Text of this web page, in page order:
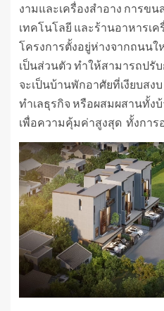
งามและเครื่องสำอาง การขน
เทคโนโลยี และร้านอาหารเ
โครงการตั้งอยู่ห่างจากถนนใ
เป็นส่วนตัว ทำให้สามารถปรั
จะเป็นบ้านพักอาศัยที่เงียบสง
ทำเลธุรกิจ หรือผสมผสานทั้ง
เพื่อความคุ้มค่าสูงสุด ทั้งการ